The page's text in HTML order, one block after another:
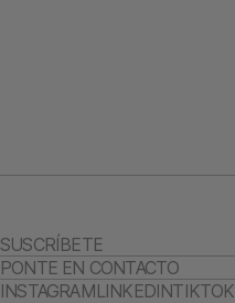
SUSCRÍBETE
PONTE EN CONTACTO
INSTAGRAMLINKEDINTIKTOK